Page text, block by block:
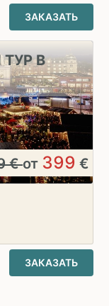
ЗАКАЗАТЬ
В
€от 399 €
ЗАКАЗАТЬ